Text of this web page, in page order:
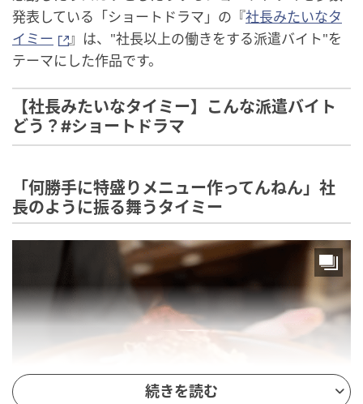
発表している「ショートドラマ」の『社長みたいなタ
イミー
』は、"社長以上の働きをする派遣バイト"を
テーマにした作品です。
【社長みたいなタイミー】こんな派遣バイト
どう？#ショートドラマ
「何勝手に特盛りメニュー作ってんねん」社
長のように振る舞うタイミー
続きを読む